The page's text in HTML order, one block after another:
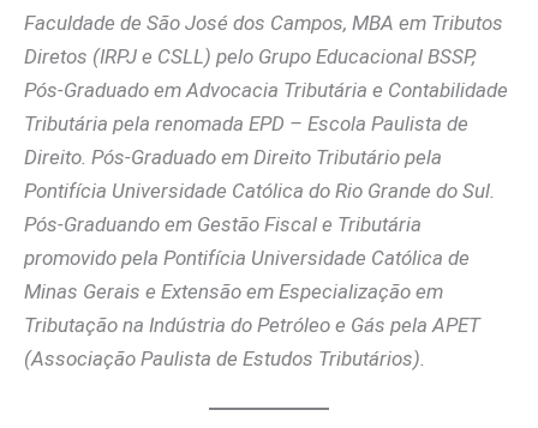
Faculdade de São José dos Campos, MBA em Tributos
Diretos (IRPJ e CSLL) pelo Grupo Educacional BSSP,
Pós-Graduado em Advocacia Tributária e Contabilidade
Tributária pela renomada EPD – Escola Paulista de
Direito. Pós-Graduado em Direito Tributário pela
Pontifícia Universidade Católica do Rio Grande do Sul.
Pós-Graduando em Gestão Fiscal e Tributária
promovido pela Pontifícia Universidade Católica de
Minas Gerais e Extensão em Especialização em
Tributação na Indústria do Petróleo e Gás pela APET
(Associação Paulista de Estudos Tributários).